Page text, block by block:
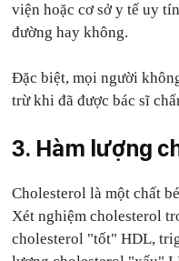
viện hoặc cơ sở y tế uy
đường hay không.
Đặc biệt, mọi người
trừ khi đã được bác sĩ
3. Hàm lượng
Cholesterol là một chất
Xét nghiệm cholesterol
cholesterol "tốt" HDL,